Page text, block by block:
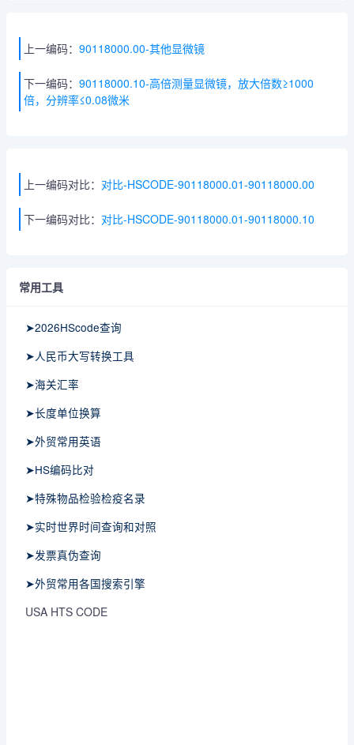
上一编码： 90118000.00-其他显微镜
下一编码： 90118000.10-高倍测量显微镜，放大倍数≥1000
倍，分辨率≤0.08微米
上一编码对比： 对比-HSCODE-90118000.01-90118000.00
下一编码对比： 对比-HSCODE-90118000.01-90118000.10
常用工具
➤2026HScode查询
➤人民币大写转换工具
➤海关汇率
➤长度单位换算
➤外贸常用英语
➤HS编码比对
➤特殊物品检验检疫名录
➤实时世界时间查询和对照
➤发票真伪查询
➤外贸常用各国搜索引擎
USA HTS CODE